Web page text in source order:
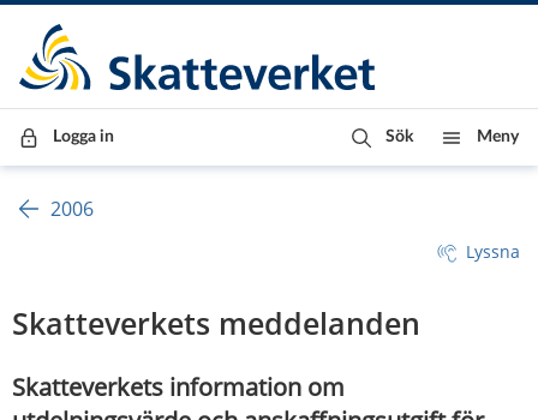
Till innehåll
Till navigationen
Till chattrobot
Logga in Sök Meny
2006
Lyssna
Skatteverkets meddelanden
Skatteverkets information om